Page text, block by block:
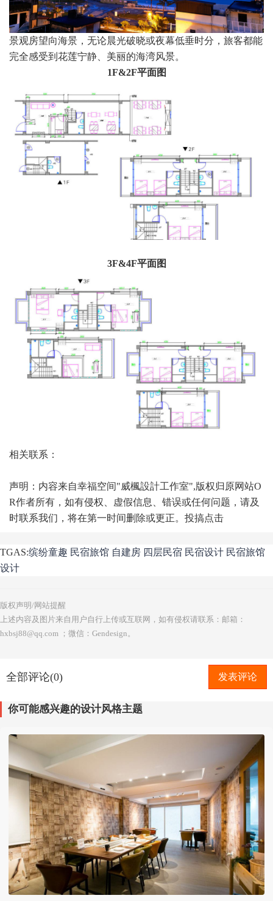
景观房望向海景，无论晨光破晓或夜幕低垂时分，旅客都能
完全感受到花莲宁静、美丽的海湾风景。
1F&2F平面图
3F&4F平面图
相关联系：
声明：内容来自幸福空间"威楓設計工作室",版权归原网站O
R作者所有，如有侵权、虚假信息、错误或任何问题，请及
时联系我们，将在第一时间删除或更正。投搞点击
TGAS:缤纷童趣 民宿旅馆 自建房 四层民宿 民宿设计 民宿旅馆
设计
版权声明/网站提醒
上述内容及图片来自用户自行上传或互联网，如有侵权请联系：邮箱：
hxbsj88@qq.com ；微信：Gendesign。
全部评论(0) 发表评论
你可能感兴趣的设计风格主题